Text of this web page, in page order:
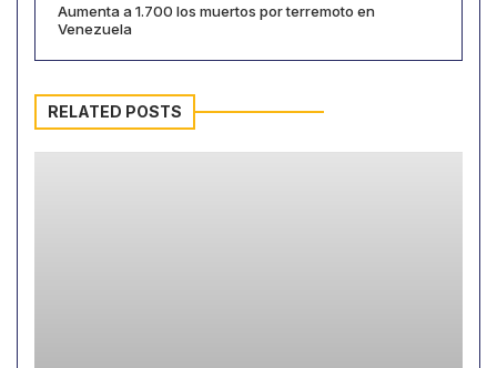
Aumenta a 1.700 los muertos por terremoto en
Venezuela
RELATED POSTS